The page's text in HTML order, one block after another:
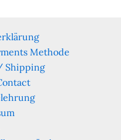
Methode
Shipping